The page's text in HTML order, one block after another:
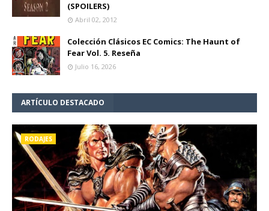
(SPOILERS)
Abril 02, 2012
Colección Clásicos EC Comics: The Haunt of
Fear Vol. 5. Reseña
Julio 16, 2026
ARTÍCULO DESTACADO
RODAJES